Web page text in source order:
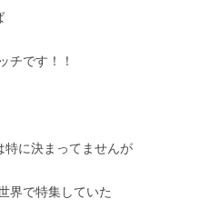
チです！！
特に決まってませんが
界で特集していた